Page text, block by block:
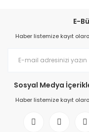
E-
Haber listemize kayıt
Sosyal Medya
Haber listemize kayıt